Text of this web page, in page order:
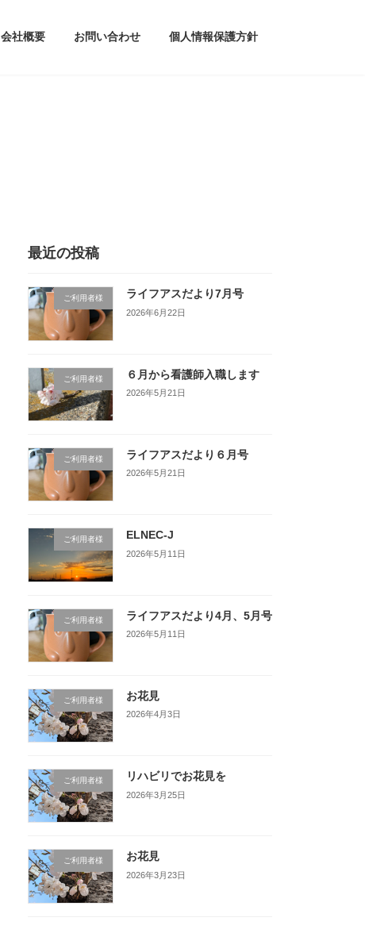
会社概要 お問い合わせ 個人情報保護方針
最近の投稿
ご利用者様 ライフアスだより7月号
2026年6月22日
ご利用者様 ６月から看護師入職します
2026年5月21日
ご利用者様 ライフアスだより６月号
2026年5月21日
ご利用者様 ELNEC-J
2026年5月11日
ご利用者様 ライフアスだより4月、5月号
2026年5月11日
ご利用者様 お花見
2026年4月3日
ご利用者様 リハビリでお花見を
2026年3月25日
ご利用者様 お花見
2026年3月23日